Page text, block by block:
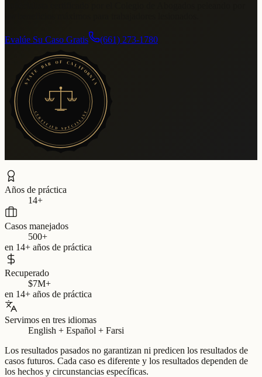
Evalúe Su Caso Gratis (661) 273-1780
S
T
ATE
B AR O F CA L IFOR
N
I
A
C
E
RTIFIE D S P E CIAL
I
S
T
Años de práctica
14+
Casos manejados
500+
en 14+ años de práctica
Recuperado
$7M+
en 14+ años de práctica
Servimos en tres idiomas
English + Español + Farsi
Los resultados pasados no garantizan ni predicen los resultados de
casos futuros. Cada caso es diferente y los resultados dependen de
los hechos y circunstancias específicas.